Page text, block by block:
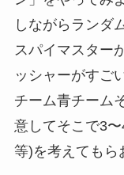
しながらランダ
スパイマスター
ッシャーがすご
チーム青チーム
意してそこで3
等)を考えてもら